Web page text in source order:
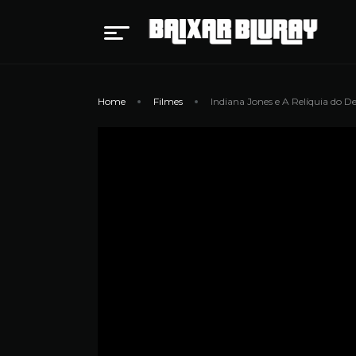
Home Filmes Indiana Jones e A Relíquia do